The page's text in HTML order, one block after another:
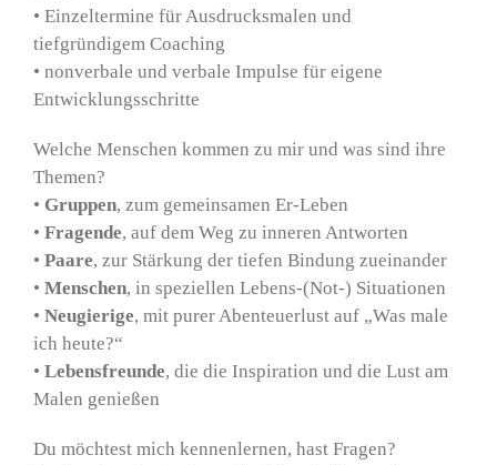
• Einzeltermine für Ausdrucksmalen und
tiefgründigem Coaching
• nonverbale und verbale Impulse für eigene
Entwicklungsschritte
Welche Menschen kommen zu mir und was sind ihre
Themen?
• Gruppen, zum gemeinsamen Er-Leben
• Fragende, auf dem Weg zu inneren Antworten
• Paare, zur Stärkung der tiefen Bindung zueinander
• Menschen, in speziellen Lebens-(Not-) Situationen
• Neugierige, mit purer Abenteuerlust auf „Was male
ich heute?“
• Lebensfreunde, die die Inspiration und die Lust am
Malen genießen
Du möchtest mich kennenlernen, hast Fragen?